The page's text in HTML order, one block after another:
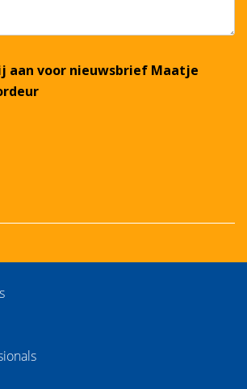
aan voor nieuwsbrief Maatje